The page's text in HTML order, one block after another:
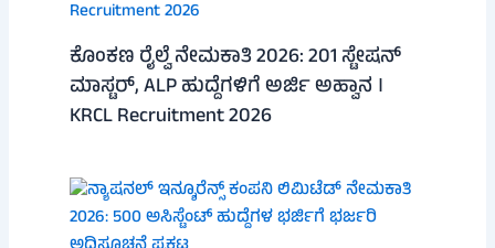
ಕೊಂಕಣ ರೈಲ್ವೆ ನೇಮಕಾತಿ 2026: 201 ಸ್ಟೇಷನ್
ಮಾಸ್ಟರ್, ALP ಹುದ್ದೆಗಳಿಗೆ ಅರ್ಜಿ ಅಹ್ವಾನ ।
KRCL Recruitment 2026